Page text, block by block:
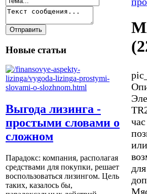
Новые статьи
Выгода лизинга -
простыми словами о
сложном
Парадокс: компания, располагая
средствами для покупки, решает
воспользоваться лизингом. Цель
таких, казалось бы,